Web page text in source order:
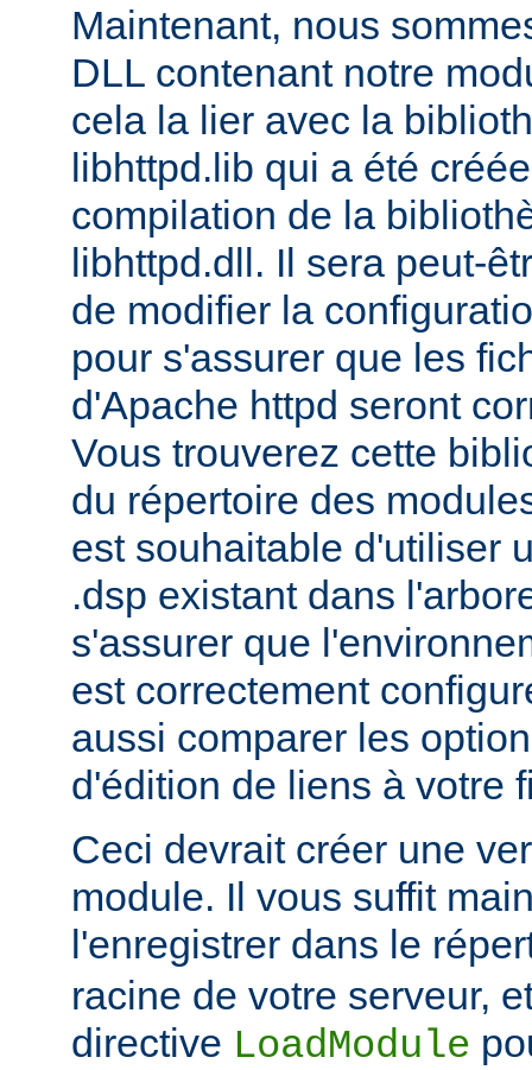
Maintenant, nous
DLL contenant notre
cela la lier avec la
libhttpd.lib qui a été
compilation de la
libhttpd.dll. Il sera peut-
de modifier la
pour s'assurer que les
d'Apache httpd seront
Vous trouverez cette
du répertoire des
est souhaitable d'utiliser
.dsp existant dans
s'assurer que
est correctement
aussi comparer les
d'édition de liens à votre
Ceci devrait créer une
module. Il vous suffit
l'enregistrer dans le
racine de votre serveur,
directive LoadModule